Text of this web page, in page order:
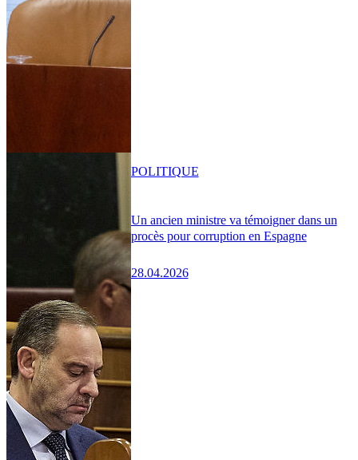
Un ancien ministre va témoigner dans un
procès pour corruption en Espagne
28.04.2026
POLITIQUE